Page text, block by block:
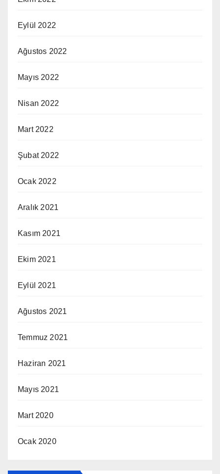
Eylül 2022
Ağustos 2022
Mayıs 2022
Nisan 2022
Mart 2022
Şubat 2022
Ocak 2022
Aralık 2021
Kasım 2021
Ekim 2021
Eylül 2021
Ağustos 2021
Temmuz 2021
Haziran 2021
Mayıs 2021
Mart 2020
Ocak 2020